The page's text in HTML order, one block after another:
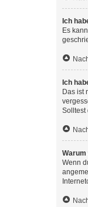
Ich
Es
Ich
Das ist
Solltest
Wenn